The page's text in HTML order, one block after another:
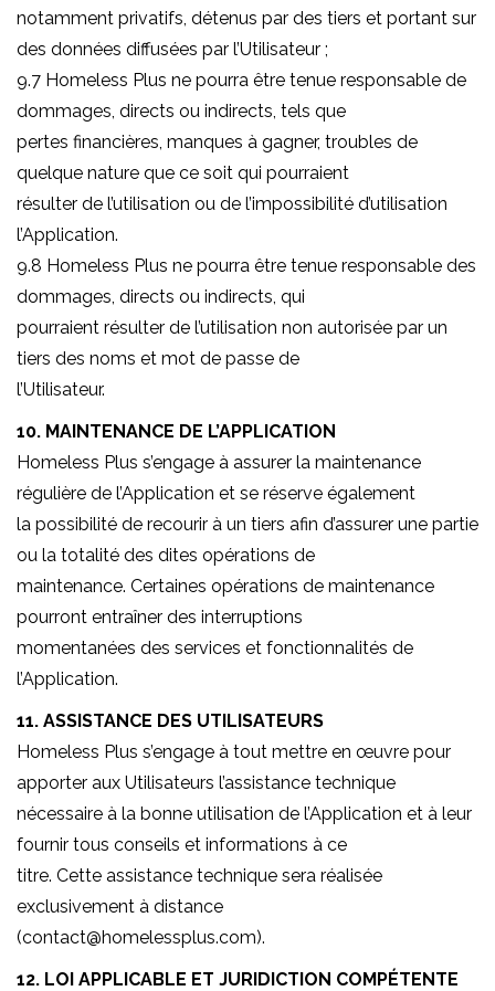
notamment privatifs, détenus par des tiers et portant sur
des données diffusées par l’Utilisateur ;
9.7 Homeless Plus ne pourra être tenue responsable de
dommages, directs ou indirects, tels que
pertes financières, manques à gagner, troubles de
quelque nature que ce soit qui pourraient
résulter de l’utilisation ou de l’impossibilité d’utilisation
l’Application.
9.8 Homeless Plus ne pourra être tenue responsable des
dommages, directs ou indirects, qui
pourraient résulter de l’utilisation non autorisée par un
tiers des noms et mot de passe de
l’Utilisateur.
10. MAINTENANCE DE L’APPLICATION
Homeless Plus s’engage à assurer la maintenance
régulière de l’Application et se réserve également
la possibilité de recourir à un tiers afin d’assurer une partie
ou la totalité des dites opérations de
maintenance. Certaines opérations de maintenance
pourront entraîner des interruptions
momentanées des services et fonctionnalités de
l’Application.
11. ASSISTANCE DES UTILISATEURS
Homeless Plus s’engage à tout mettre en œuvre pour
apporter aux Utilisateurs l’assistance technique
nécessaire à la bonne utilisation de l’Application et à leur
fournir tous conseils et informations à ce
titre. Cette assistance technique sera réalisée
exclusivement à distance
(contact@homelessplus.com).
12. LOI APPLICABLE ET JURIDICTION COMPÉTENTE